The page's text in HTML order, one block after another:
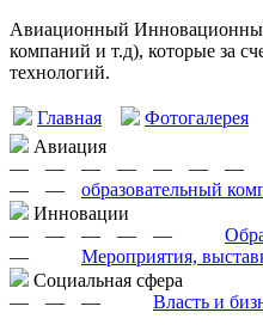
Авиационный
компаний и т.д), которые за
технологий.
Главная Фотогалерея
Авиация
—
— — — — — —
образовательный
— —
Инновации
—
— — —
—
Мероприятия,
—
Cоциальная сфера
—
Власть и
— —